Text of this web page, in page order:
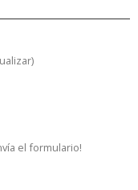
)
el formulario!